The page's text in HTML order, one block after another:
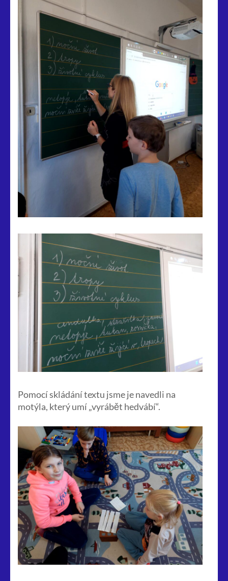
Pomocí skládání textu jsme je navedli na
motýla, který umí „vyrábět hedvábí“.